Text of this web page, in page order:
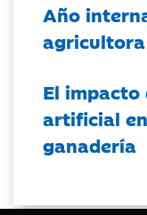
Año
agricultora
El
artificial
ganadería